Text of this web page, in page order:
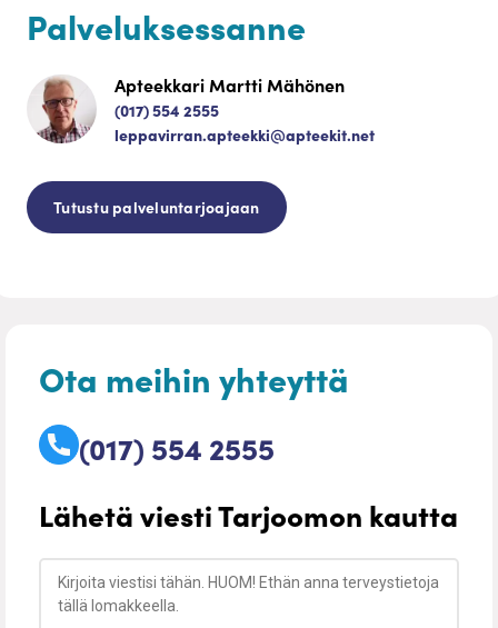
Palveluksessanne
Apteekkari Martti Mähönen
(017) 554 2555
leppavirran.apteekki@apteekit.net
Tutustu palveluntarjoajaan
Ota meihin yhteyttä
(017) 554 2555
Lähetä viesti Tarjoomon kautta